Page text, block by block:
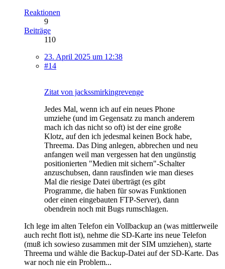
Reaktionen
9
Beiträge
110
23. April 2025 um 12:38
#14
Zitat von jackssmirkingrevenge
Jedes Mal, wenn ich auf ein neues Phone
umziehe (und im Gegensatz zu manch anderem
mach ich das nicht so oft) ist der eine große
Klotz, auf den ich jedesmal keinen Bock habe,
Threema. Das Ding anlegen, abbrechen und neu
anfangen weil man vergessen hat den ungünstig
positionierten "Medien mit sichern"-Schalter
anzuschubsen, dann rausfinden wie man dieses
Mal die riesige Datei überträgt (es gibt
Programme, die haben für sowas Funktionen
oder einen eingebauten FTP-Server), dann
obendrein noch mit Bugs rumschlagen.
Ich lege im alten Telefon ein Vollbackup an (was mittlerweile
auch recht flott ist), nehme die SD-Karte ins neue Telefon
(muß ich sowieso zusammen mit der SIM umziehen), starte
Threema und wähle die Backup-Datei auf der SD-Karte. Das
war noch nie ein Problem...